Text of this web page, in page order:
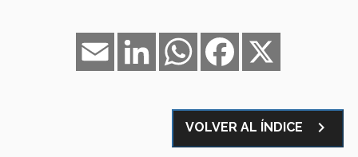
Facebook
WhatsApp
LinkedIn
Email
VOLVER AL ÍNDICE navigate_next